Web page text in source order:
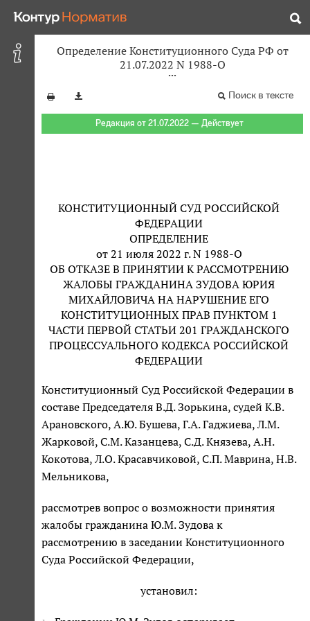
Определение Конституционного Суда РФ от
21.07.2022 N 1988-О
Поиск в тексте
Редакция от 21.07.2022 — Действует
КОНСТИТУЦИОННЫЙ СУД РОССИЙСКОЙ
ФЕДЕРАЦИИ
ОПРЕДЕЛЕНИЕ
от 21 июля 2022 г. N 1988-О
ОБ ОТКАЗЕ В ПРИНЯТИИ К РАССМОТРЕНИЮ
ЖАЛОБЫ ГРАЖДАНИНА ЗУДОВА ЮРИЯ
МИХАЙЛОВИЧА НА НАРУШЕНИЕ ЕГО
КОНСТИТУЦИОННЫХ ПРАВ ПУНКТОМ 1
ЧАСТИ ПЕРВОЙ СТАТЬИ 201 ГРАЖДАНСКОГО
ПРОЦЕССУАЛЬНОГО КОДЕКСА РОССИЙСКОЙ
ФЕДЕРАЦИИ
Конституционный Суд Российской Федерации в
составе Председателя В.Д. Зорькина, судей К.В.
Арановского, А.Ю. Бушева, Г.А. Гаджиева, Л.М.
Жарковой, С.М. Казанцева, С.Д. Князева, А.Н.
Кокотова, Л.О. Красавчиковой, С.П. Маврина, Н.В.
Мельникова,
рассмотрев вопрос о возможности принятия
жалобы гражданина Ю.М. Зудова к
рассмотрению в заседании Конституционного
Суда Российской Федерации,
установил: